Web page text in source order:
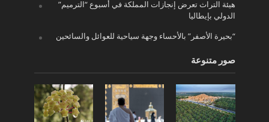
هيئة التراث تعرض إنجازات المملكة في أسبوع “الترميم”
الدولي بإيطاليا
“بحيرة الأصفر” بالأحساء وجهة سياحية للعوائل والسائحين
صور متنوعة